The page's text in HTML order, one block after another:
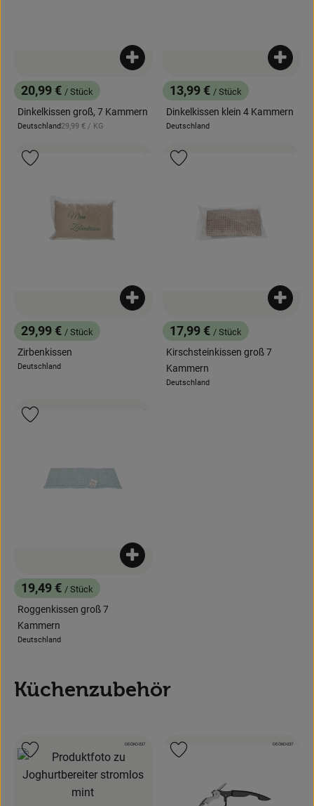
, Preis:
20,99 € / Stück
Dinkelkissen groß, 7 Kammern
, Herkunft:
Deutschland, Referenzpreis:
29,99 € / KG
Produkt zum Warenkorb hinzufügen
, Preis:
13,99 € / Stück
Dinkelkissen klein 4 Kammern
, Herkunft:
Deutschland
, Preis:
29,99 € / Stück
Zirbenkissen
, Herkunft:
Deutschland
Produkt zum Warenkorb hinzufügen
, Verband:
, Preis:
17,99 € / Stück
Kirschsteinkissen groß 7
Kammern
, Herkunft:
Deutschland
,
, Preis:
19,49 € / Stück
Roggenkissen groß 7
Kammern
, Herkunft:
Deutschland
Produkt zum Warenkorb hinzufügen
, Verband:
.
Küchenzubehör
, Verband:
, Kontrollstelle:
DE-ÖKO-037
Produkt zu Favouriten hinzufügen
, Verband:
, Kontrollstelle:
DE-ÖKO-037